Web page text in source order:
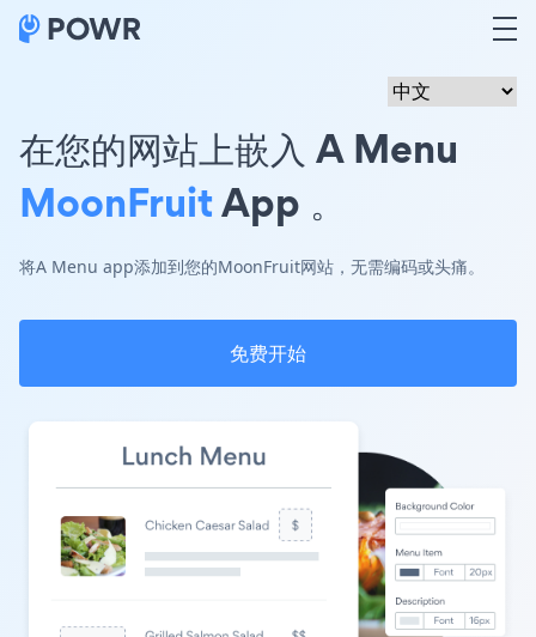
在您的网站上嵌入 A Menu
MoonFruitApp 。
将A Menu app添加到您的MoonFruit网站，无需编码或头痛。
免费开始